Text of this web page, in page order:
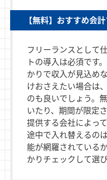
【無料】おすすめ会
フリーランスとして
トの導入は必須です
かりで収入が見込め
けおさえたい場合は
のも良いでしょう。
いたり、期間が限定
提供する会社によっ
途中で入れ替えるの
能が網羅されている
かりチェックして選